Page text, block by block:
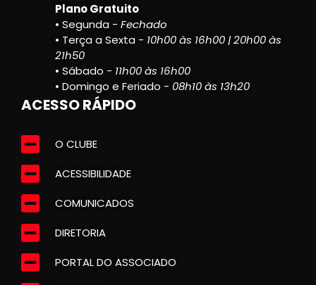
Plano Gratuito
• Segunda - Fechado
• Terça a Sexta - 10h00 às 16h00 | 20h00 às
21h50
• Sábado - 11h00 às 16h00
• Domingo e Feriado - 08h10 às 13h20
ACESSO RÁPIDO
O CLUBE
ACESSIBILIDADE
COMUNICADOS
DIRETORIA
PORTAL DO ASSOCIADO